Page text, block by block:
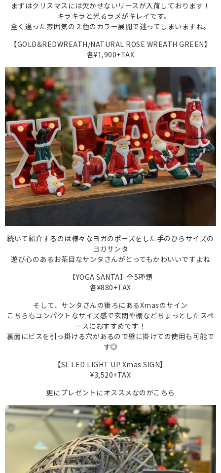
まずはクリスマスには欠かせないリースが入荷しております！
キラキラと光るラメがキレイです。
全く違った雰囲気の２色のカラー展開で迷ってしまいますね。
【GOLD&REDWREATH/NATURAL ROSE WREATH GREEN】
各¥1,900+TAX
続いて紹介するのは様々なヨガのポーズをした手のひらサイズの
ヨガサンタ
遊び心のあるお茶目なサンタさんがとってもかわいいですよね
【YOGA SANTA】 全5種類
各¥880+TAX
そして、サンタさんの後ろにあるXmasのサイン
こちらもコンパクトなサイズ感で玄関や棚などちょっとしたスペ
ースにおすすめです！
裏面にビスを引っ掛ける穴があるので壁に掛けての使用も可能で
す◎
【SL LED LIGHT UP Xmas SIGN】
¥3,520+TAX
更にプレゼントにオススメなのがこちら